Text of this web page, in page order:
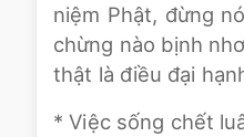
niệm Phật, đừng
chừng nào bịnh
thật là điều đại
* Việc sống chết